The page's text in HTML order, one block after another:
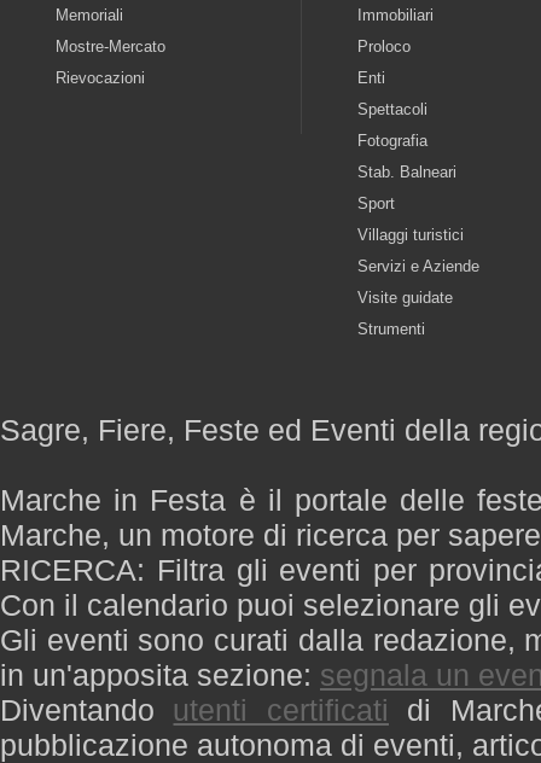
Memoriali
Mostre-Mercato
Rievocazioni
Immobiliari
Proloco
Enti
Spettacoli
Fotografia
Stab. Balneari
Sport
Villaggi turistici
Servizi e Aziende
Visite guidate
Strumenti
Sagre, Fiere, Feste ed Eventi della
Marche in Festa è il portale delle
Marche, un motore di ricerca per
RICERCA: Filtra gli eventi per
Con il calendario puoi selezionare gli
Gli eventi sono curati dalla redazione,
in un'apposita sezione: segnala un
Diventando utenti certificati di
pubblicazione autonoma di eventi,